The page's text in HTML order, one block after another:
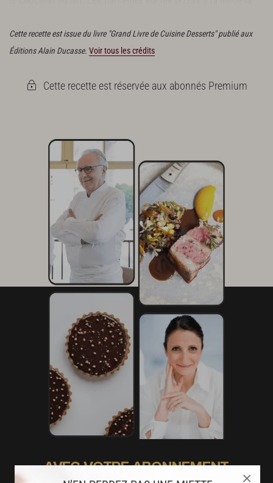
×
Cette recette est issue du livre "Grand Livre de Cuisine Desserts" publié aux
Éditions Alain Ducasse. Voir tous les crédits
Cette recette est réservée aux abonnés Premium
AVEC VOTRE ABONNEMENT